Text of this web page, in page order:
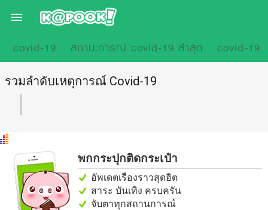

covid-19 สถานะการณ์ covid-19 ล่าสุด covid-19
รวมลำดับเหตุการณ์ Covid-19
พกกระปุกติดกระเป๋า
อัพเดตเรื่องราวสุดฮิต
สาระ บันเทิง ครบครัน
จับตาทุกสถานการณ์